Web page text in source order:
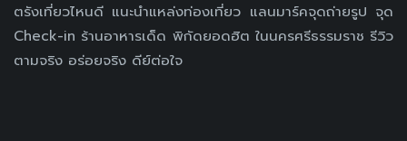
ตรังเที่ยวไหนดี แนะนำแหล่งท่องเที่ยว แลนมาร์คจุดถ่ายรูป จุด
Check-in ร้านอาหารเด็ด พิกัดยอดฮิต ในนครศรีธรรมราช รีวิว
ตามจริง อร่อยจริง ดีย์ต่อใจ